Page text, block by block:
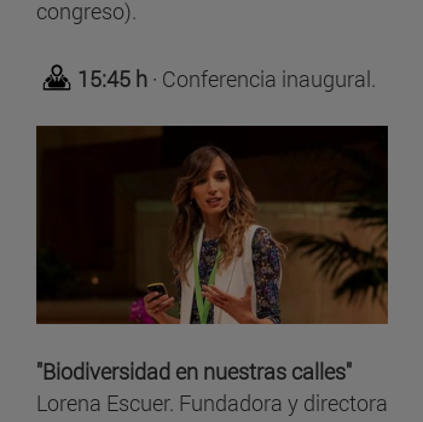
congreso).
15:45 h · Conferencia inaugural.
"Biodiversidad en nuestras calles"
Lorena Escuer. Fundadora y directora